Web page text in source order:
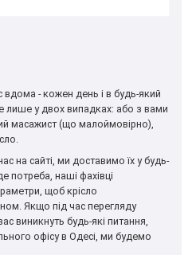
- кожен день і в будь-який
лише у двох випадках: або з вами
масажист (що малоймовірно),
на сайті, ми доставимо їх у будь-
потреба, наші фахівці
щоб крісло
Якщо під час перегляду
виникнуть будь-які питання,
офісу в Одесі, ми будемо